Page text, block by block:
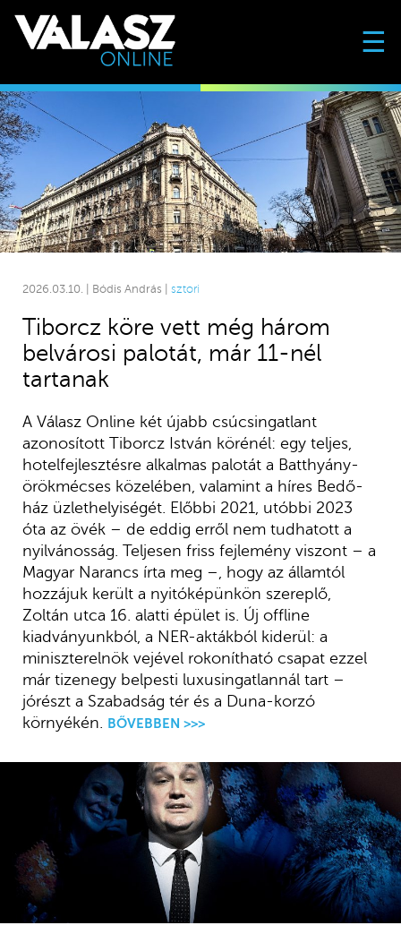
☰
2026.03.10. | Bódis András | sztori
Tiborcz köre vett még három
belvárosi palotát, már 11-nél
tartanak
A Válasz Online két újabb csúcsingatlant
azonosított Tiborcz István körénél: egy teljes,
hotelfejlesztésre alkalmas palotát a Batthyány-
örökmécses közelében, valamint a híres Bedő-
ház üzlethelyiségét. Előbbi 2021, utóbbi 2023
óta az övék – de eddig erről nem tudhatott a
nyilvánosság. Teljesen friss fejlemény viszont – a
Magyar Narancs írta meg –, hogy az államtól
hozzájuk került a nyitóképünkön szereplő,
Zoltán utca 16. alatti épület is. Új offline
kiadványunkból, a NER-aktákból kiderül: a
miniszterelnök vejével rokonítható csapat ezzel
már tizenegy belpesti luxusingatlannál tart –
jórészt a Szabadság tér és a Duna-korzó
környékén. BŐVEBBEN >>>